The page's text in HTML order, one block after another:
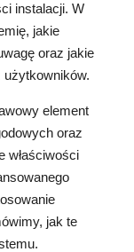
instalacji. W
jakie
oraz jakie
użytkowników.
element
oraz
właściwości
jak te